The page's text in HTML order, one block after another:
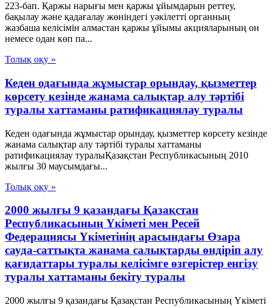
223-бап. Қаржы нарығы мен қаржы ұйымдарын реттеу,
бақылау және қадағалау жөніндегі уәкілетті органның
жазбаша келісімін алмастан қаржы ұйымы акцияларының он
немесе одан көп па...
Толық оқу »
Кеден одағында жұмыстар орындау, қызметтер
көрсету кезінде жанама салықтар алу тәртібі
туралы хаттаманы ратификациялау туралы
Кеден одағында жұмыстар орындау, қызметтер көрсету кезінде
жанама салықтар алу тәртібі туралы хаттаманы
ратификациялау туралыҚазақстан Республикасының 2010
жылғы 30 маусымдағы...
Толық оқу »
2000 жылғы 9 қазандағы Қазақстан
Республикасының Үкіметі мен Ресей
Федерациясы Үкіметінің арасындағы Өзара
сауда-саттықта жанама салықтарды өндіріп алу
қағидаттары туралы келісімге өзгерістер енгізу
туралы хаттаманы бекіту туралы
2000 жылғы 9 қазандағы Қазақстан Республикасының Үкіметі